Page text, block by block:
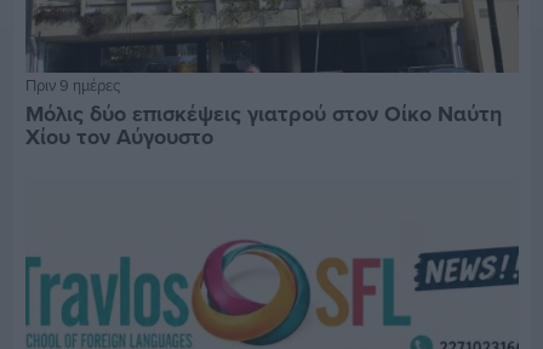
Πριν 9 ημέρες
Μόλις δύο επισκέψεις γιατρού στον Οίκο Ναύτη
Χίου τον Αύγουστο